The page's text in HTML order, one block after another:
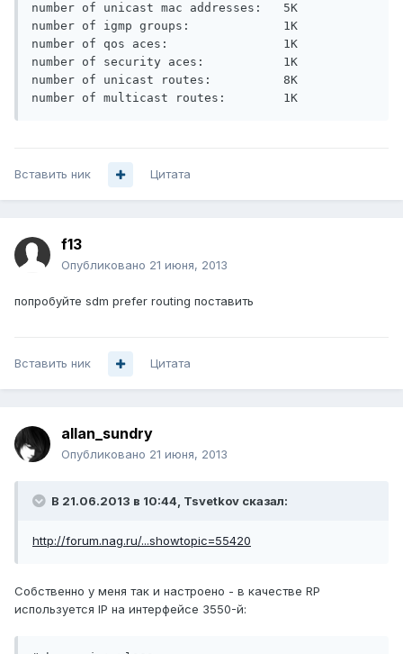
number of unicast mac addresses:   5K
number of igmp groups:             1K
number of qos aces:                1K
number of security aces:           1K
number of unicast routes:          8K
Вставить ник Цитата
f13
Опубликовано 21 июня, 2013
попробуйте sdm prefer routing поставить
Вставить ник Цитата
allan_sundry
Опубликовано 21 июня, 2013
В 21.06.2013 в 10:44, Tsvetkov сказал:
http://forum.nag.ru/...showtopic=55420
Собственно у меня так и настроено - в качестве RP
используется IP на интерфейсе 3550-й: